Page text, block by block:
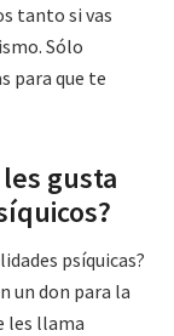
tanto si vas
Sólo
para que te
gusta
psíquicas?
un don para la
les llama